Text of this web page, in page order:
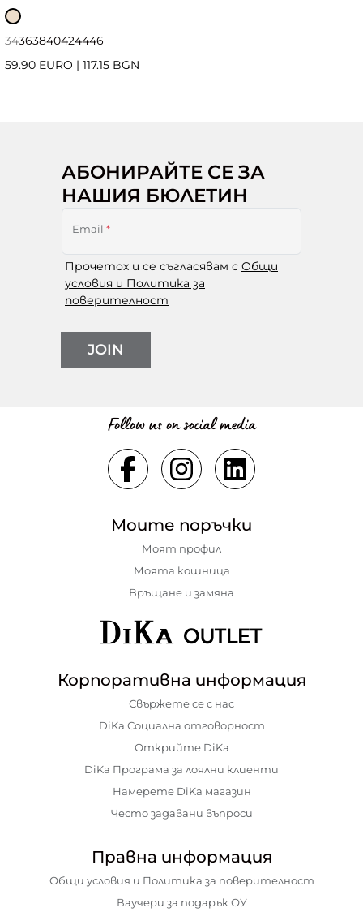
34363840424446
59.90 EURO | 117.15 BGN
АБОНИРАЙТЕ СЕ ЗА
НАШИЯ БЮЛЕТИН
Email *
Прочетох и се съгласявам с Общи
условия и Политика за
поверителност
JOIN
Follow us on social media
Моите поръчки
Моят профил
Моята кошница
Връщане и замяна
Корпоративна информация
Свържете се с нас
DiKa Социална отговорност
Открийте DiKa
DiKa Програма за лоялни клиенти
Намерете DiKa магазин
Често задавани въпроси
Правна информация
Общи условия и Политика за поверителност
Ваучери за подарък ОУ